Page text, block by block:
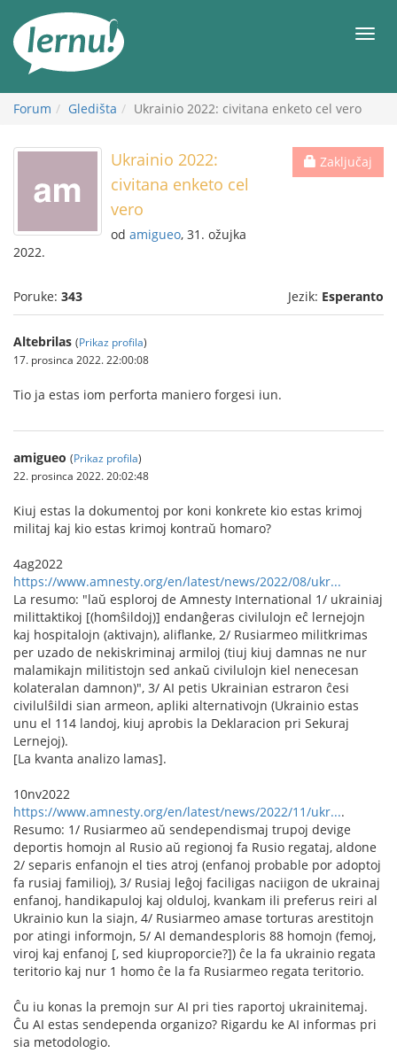
Meni
Forum Gledišta Ukrainio 2022: civitana enketo cel vero
Zaključaj
Ukrainio 2022:
civitana enketo cel
vero
od amigueo, 31. ožujka
2022.
Poruke: 343 Jezik: Esperanto
Altebrilas (Prikaz profila)
17. prosinca 2022. 22:00:08
Tio ja estas iom perforta maniero forgesi iun.
amigueo (Prikaz profila)
22. prosinca 2022. 20:02:48
Kiuj estas la dokumentoj por koni konkrete kio estas krimoj
militaj kaj kio estas krimoj kontraŭ homaro?
4ag2022
https://www.amnesty.org/en/latest/news/2022/08/ukr...
La resumo: "laŭ esploroj de Amnesty International 1/ ukrainiaj
milittaktikoj [(homŝildoj)] endanĝeras civilulojn eĉ lernejojn
kaj hospitalojn (aktivajn), aliflanke, 2/ Rusiarmeo militkrimas
per uzado de nekiskriminaj armiloj (tiuj kiuj damnas ne nur
malamikajn militistojn sed ankaŭ civilulojn kiel nenecesan
kolateralan damnon)", 3/ AI petis Ukrainian estraron ĉesi
civilulŝildi sian armeon, apliki alternativojn (Ukrainio estas
unu el 114 landoj, kiuj aprobis la Deklaracion pri Sekuraj
Lernejoj).
[La kvanta analizo lamas].
10nv2022
https://www.amnesty.org/en/latest/news/2022/11/ukr....
Resumo: 1/ Rusiarmeo aŭ sendependismaj trupoj devige
deportis homojn al Rusio aŭ regionoj fa Rusio regataj, aldone
2/ separis enfanojn el ties atroj (enfanoj probable por adoptoj
fa rusiaj familioj), 3/ Rusiaj leĝoj faciligas naciigon de ukrainaj
enfanoj, handikapuloj kaj olduloj, kvankam ili preferus reiri al
Ukrainio kun la siajn, 4/ Rusiarmeo amase torturas arestitojn
por atingi informojn, 5/ AI demandesploris 88 homojn (femoj,
viroj kaj enfanoj [, sed kiuproporcie?]) ĉe la fa ukrainio regata
teritorio kaj nur 1 homo ĉe la fa Rusiarmeo regata teritorio.
Ĉu iu konas la premojn sur AI pri ties raportoj ukrainitemaj.
Ĉu AI estas sendependa organizo? Rigardu ke AI informas pri
sia metodologio.